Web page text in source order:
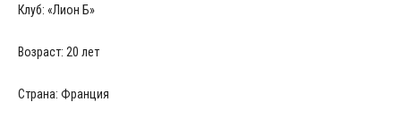
Клуб: «Лион Б»
Возраст: 20 лет
Страна: Франция